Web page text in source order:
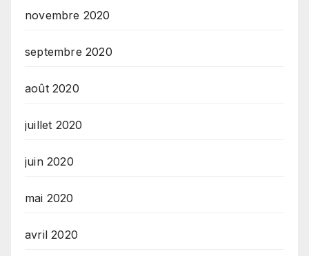
novembre 2020
septembre 2020
août 2020
juillet 2020
juin 2020
mai 2020
avril 2020